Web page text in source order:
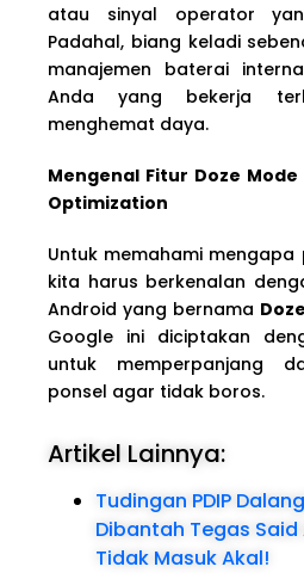
atau sinyal operator
Padahal, biang keladi
manajemen baterai
Anda yang bekerja
menghemat daya.
Mengenal Fitur Doze
Optimization
Untuk memahami
kita harus berkenalan
Android yang bernama
Google ini diciptakan
untuk memperpanjang
ponsel agar tidak boros.
Artikel Lainnya:
Tudingan PDIP
Dibantah Tegas
Tidak Masuk Akal!